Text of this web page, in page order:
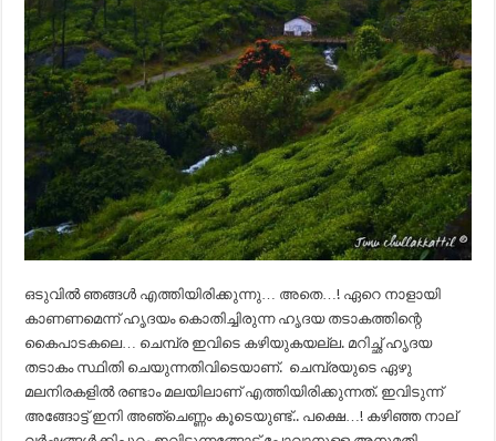
ഒടുവിൽ ഞങ്ങൾ എത്തിയിരിക്കുന്നു… അതെ…! ഏറെ നാളായി
കാണണമെന്ന് ഹൃദയം കൊതിച്ചിരുന്ന ഹൃദയ തടാകത്തിന്റെ
കൈപാടകലെ… ചെമ്പ്ര ഇവിടെ കഴിയുകയല്ല. മറിച്ഛ് ഹൃദയ
തടാകം സ്ഥിതി ചെയുന്നതിവിടെയാണ്. ചെമ്പ്രയുടെ ഏഴു
മലനിരകളിൽ രണ്ടാം മലയിലാണ് എത്തിയിരിക്കുന്നത്. ഇവിടുന്ന്
അങ്ങോട്ട് ഇനി അഞ്ചെണ്ണം കൂടെയുണ്ട്.. പക്ഷെ…! കഴിഞ്ഞ നാല്